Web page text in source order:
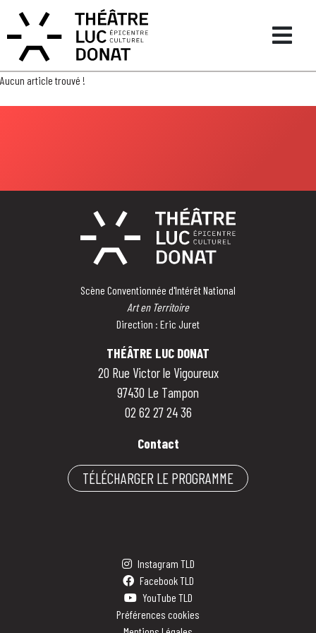
Aucun article trouvé !
Scène Conventionnée d'Intérêt National
Art en Territoire
Direction : Eric Juret
THÉÂTRE LUC DONAT
20 Rue Victor le Vigoureux
97430 Le Tampon
02 62 27 24 36
Contact
TÉLÉCHARGER LE PROGRAMME
Instagram TLD
Facebook TLD
YouTube TLD
Préférences cookies